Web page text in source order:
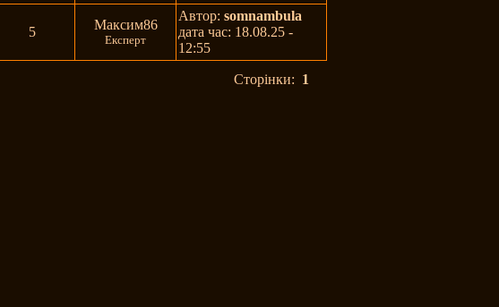
5 Максим86
Експерт
Автор:somnambula
дата час: 18.08.25 -
12:55
Сторінки: 1